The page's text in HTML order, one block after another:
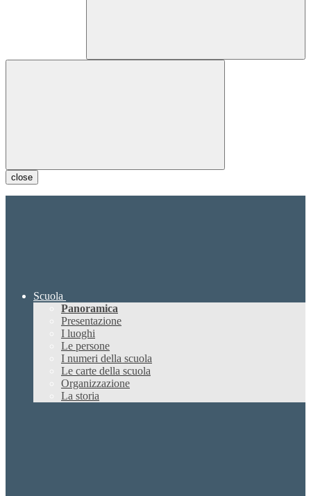
close
Scuola
Panoramica
Presentazione
I luoghi
Le persone
I numeri della scuola
Le carte della scuola
Organizzazione
La storia